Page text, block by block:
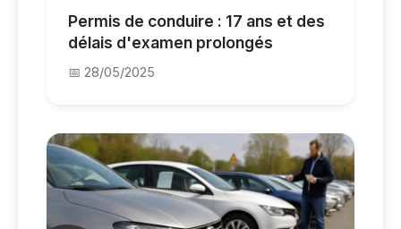
Permis de conduire : 17 ans et des
délais d'examen prolongés
📅 28/05/2025